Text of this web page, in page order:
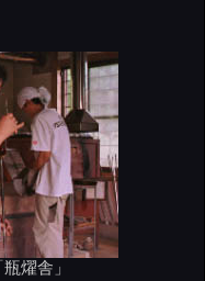
燿舎」